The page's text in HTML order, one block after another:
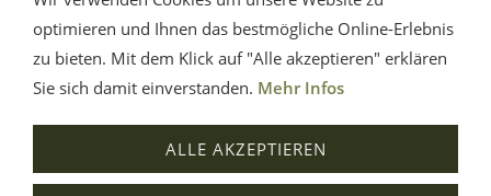
AGB Impressum Hilfe
Verbraucherhinweise
Datenschutz
© Aue-Verlag GmbH, Möckmühl
Verträge widerrufen
optimieren und Ihnen das bestmögliche Online-Erlebnis
zu bieten. Mit dem Klick auf "Alle akzeptieren" erklären
Sie sich damit einverstanden. Mehr Infos
ALLE AKZEPTIEREN